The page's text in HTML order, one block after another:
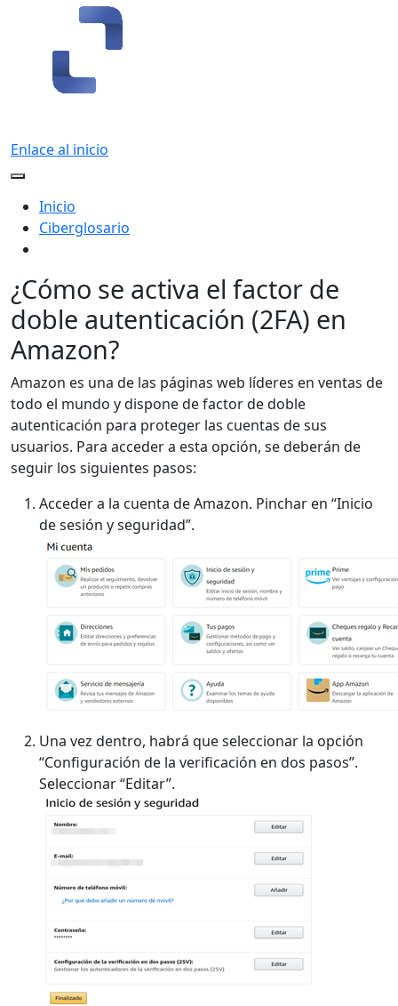
Enlace al inicio
Inicio
Ciberglosario
¿Cómo se activa el factor de
doble autenticación (2FA) en
Amazon?
Amazon es una de las páginas web líderes en ventas de
todo el mundo y dispone de factor de doble
autenticación para proteger las cuentas de sus
usuarios. Para acceder a esta opción, se deberán de
seguir los siguientes pasos:
Acceder a la cuenta de Amazon. Pinchar en “Inicio
de sesión y seguridad”.
Una vez dentro, habrá que seleccionar la opción
“Configuración de la verificación en dos pasos”.
Seleccionar “Editar”.